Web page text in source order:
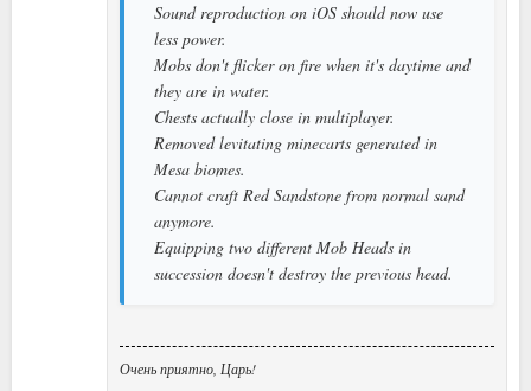
Sound reproduction on iOS should now use
less power.
Mobs don't flicker on fire when it's daytime and
they are in water.
Chests actually close in multiplayer.
Removed levitating minecarts generated in
Mesa biomes.
Cannot craft Red Sandstone from normal sand
anymore.
Equipping two different Mob Heads in
succession doesn't destroy the previous head.
Очень приятно, Царь!